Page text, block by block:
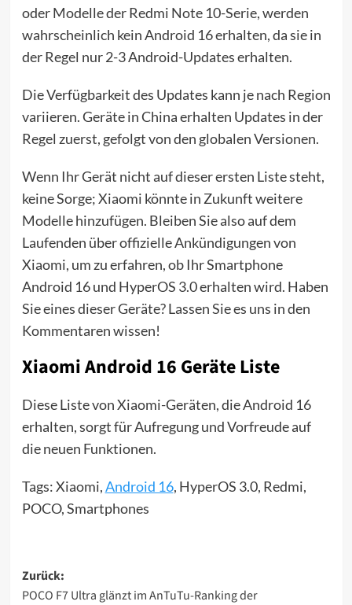
oder Modelle der Redmi Note 10-Serie, werden
wahrscheinlich kein Android 16 erhalten, da sie in
der Regel nur 2-3 Android-Updates erhalten.
Die Verfügbarkeit des Updates kann je nach Region
variieren. Geräte in China erhalten Updates in der
Regel zuerst, gefolgt von den globalen Versionen.
Wenn Ihr Gerät nicht auf dieser ersten Liste steht,
keine Sorge; Xiaomi könnte in Zukunft weitere
Modelle hinzufügen. Bleiben Sie also auf dem
Laufenden über offizielle Ankündigungen von
Xiaomi, um zu erfahren, ob Ihr Smartphone
Android 16 und HyperOS 3.0 erhalten wird. Haben
Sie eines dieser Geräte? Lassen Sie es uns in den
Kommentaren wissen!
Xiaomi Android 16 Geräte Liste
Diese Liste von Xiaomi-Geräten, die Android 16
erhalten, sorgt für Aufregung und Vorfreude auf
die neuen Funktionen.
Tags: Xiaomi,Android 16, HyperOS 3.0, Redmi,
POCO, Smartphones
Beitragsnavigation
Zurück:
POCO F7 Ultra glänzt im AnTuTu-Ranking der